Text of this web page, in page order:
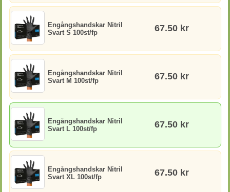
Engångshandskar Nitril
Svart S 100st/fp
67.50 kr
Engångshandskar Nitril
Svart M 100st/fp
67.50 kr
Engångshandskar Nitril
Svart L 100st/fp
67.50 kr
Engångshandskar Nitril
Svart XL 100st/fp
67.50 kr